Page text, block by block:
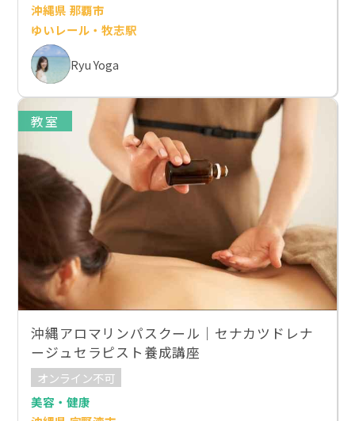
沖縄県 那覇市
ゆいレール・牧志駅
Ryu Yoga
教室
沖縄アロマリンパスクール｜セナカツドレナ
ージュセラピスト養成講座
オンライン不可
美容・健康